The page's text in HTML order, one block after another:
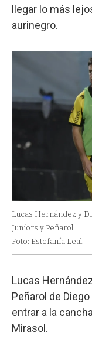
llegar lo más
aurinegro.
Lucas Hernández y
Juniors y Peñarol.
Foto: Estefanía Leal.
Lucas
Peñarol de
entrar a la
Mirasol.